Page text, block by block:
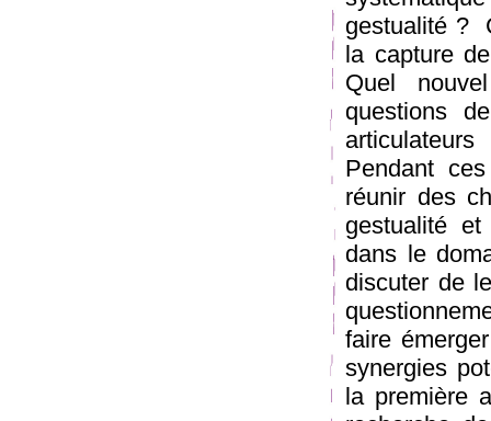
gestualité ?
la capture
Quel
questions
Pendant
réunir des
gestualité
dans le
discuter de
faire
synergies
la première